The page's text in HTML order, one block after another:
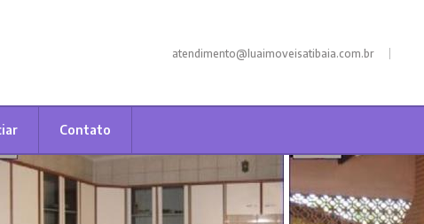
atendimento@luaimoveisatibaia.com.br |
Contato